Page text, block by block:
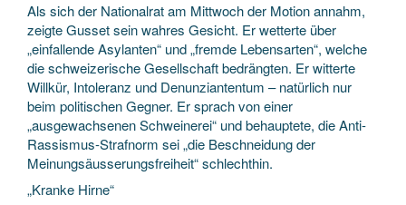
Als sich der Nationalrat am Mittwoch der Motion annahm,
zeigte Gusset sein wahres Gesicht. Er wetterte über
„einfallende Asylanten“ und „fremde Lebensarten“, welche
die schweizerische Gesellschaft bedrängten. Er witterte
Willkür, Intoleranz und Denunziantentum – natürlich nur
beim politischen Gegner. Er sprach von einer
„ausgewachsenen Schweinerei“ und behauptete, die Anti-
Rassismus-Strafnorm sei „die Beschneidung der
Meinungsäusserungsfreiheit“ schlechthin.
„Kranke Hirne“